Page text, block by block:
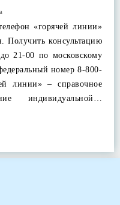
«горячей линии»
Получить консультацию
21-00 по московскому
номер 8-800-
линии» – справочное
индивидуальной…